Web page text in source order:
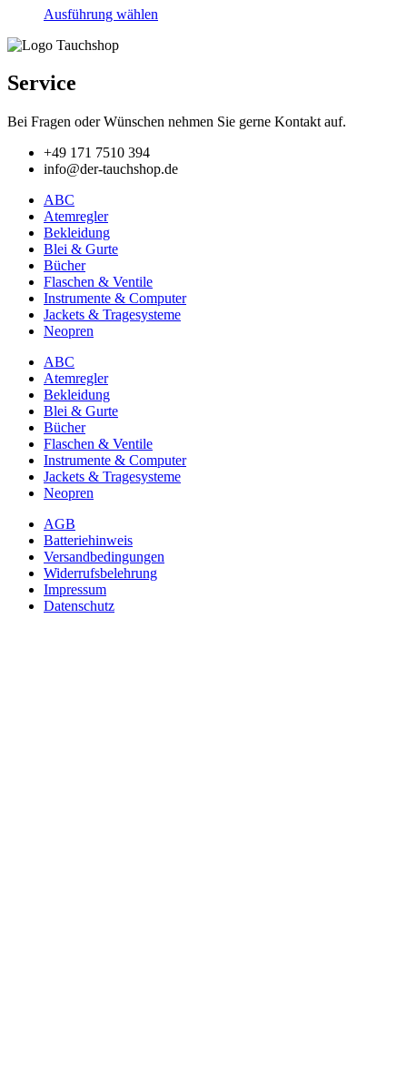
Ausführung wählen
Optionen
auf
der
Service
Bei Fragen oder Wünschen nehmen Sie gerne Kontakt auf.
+49 171 7510 394
info@der-tauchshop.de
ABC
Atemregler
Bekleidung
Blei & Gurte
Bücher
Flaschen & Ventile
Instrumente & Computer
Jackets & Tragesysteme
Neopren
ABC
Atemregler
Bekleidung
Blei & Gurte
Bücher
Flaschen & Ventile
Instrumente & Computer
Jackets & Tragesysteme
Neopren
AGB
Batteriehinweis
Versandbedingungen
Widerrufsbelehrung
Impressum
Datenschutz